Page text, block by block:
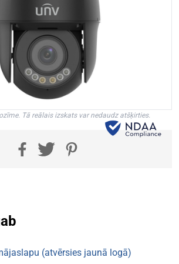
Tā reālais izskats var nedaudz atšķirties.
(atvērsies jaunā logā)